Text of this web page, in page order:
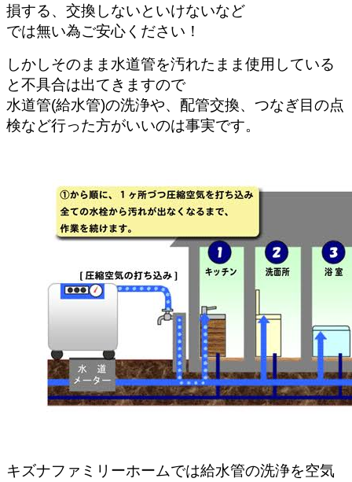
損する、交換しないといけないなど
では無い為ご安心ください！
しかしそのまま水道管を汚れたまま使用している
と不具合は出てきますので
水道管(給水管)の洗浄や、配管交換、つなぎ目の点
検など行った方がいいのは事実です。
キズナファミリーホームでは給水管の洗浄を空気